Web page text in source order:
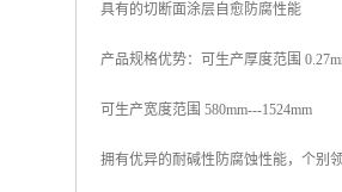
具有的切断面涂层自愈防腐性能
产品规格优势：可生产厚度范围
可生产宽度范围 580mm---1524mm
拥有优异的耐碱性防腐蚀性能，个别